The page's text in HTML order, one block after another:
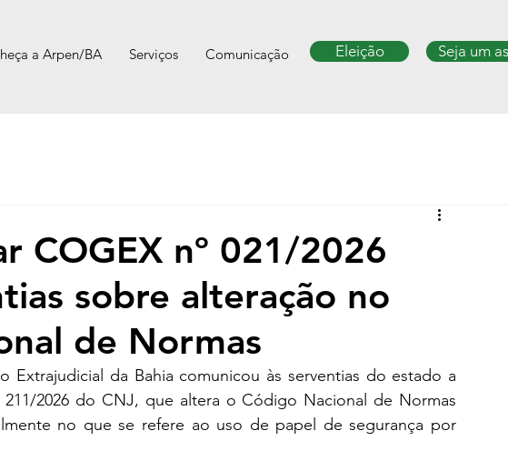
a Arpen/BA Serviços Comunicação Eleição Seja um
COGEX nº 021/2026
sobre alteração no
de Normas
Extrajudicial da Bahia comunicou às serventias do estado a
2026 do CNJ, que altera o Código Nacional de Normas
no que se refere ao uso de papel de segurança por